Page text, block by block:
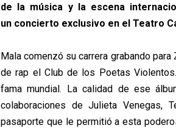
de la música y la escena
un concierto exclusivo en el Teatro
Mala comenzó su carrera grabando
de rap el Club de los Poetas
fama mundial. La calidad de ese
colaboraciones de Julieta Venegas,
pasaporte que le permitió a esta